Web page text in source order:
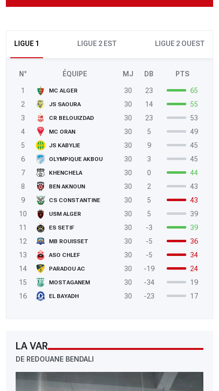
LIGUE 1 LIGUE 2 EST LIGUE 2 OUEST
N° ÉQUIPE MJ DB PTS
1 MC ALGER 30 23
65
2
JS SAOURA 30 14
55
3
CR BELOUIZDAD 30 23
53
4
MC ORAN 30 5
49
5
JS KABYLIE 30 9
45
6
OLYMPIQUE AKBOU 30 3
45
7
KHENCHELA 30 0
44
8
BEN AKNOUN 30 2
43
9
CS CONSTANTINE 30 5
43
10
USM ALGER 30 5
39
11
ES SETIF 30 -3
39
12
MB ROUISSET 30 -5
36
13
ASO CHLEF 30 -5
34
14
PARADOU AC 30 -19
24
15
MOSTAGANEM 30 -34
19
16
EL BAYADH 30 -23 17
LA VAR
DE REDOUANE BENDALI